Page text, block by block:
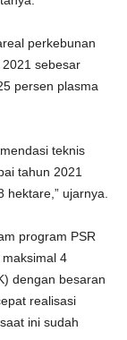
perkebunan
sebesar
persen plasma
teknis
tahun 2021
ujarnya.
program PSR
4
dengan besaran
realisasi
ini sudah